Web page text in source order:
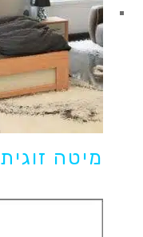
מיטה זוגית